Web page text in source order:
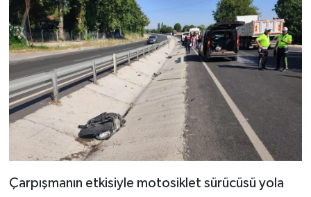
Çarpışmanın etkisiyle motosiklet sürücüsü yola